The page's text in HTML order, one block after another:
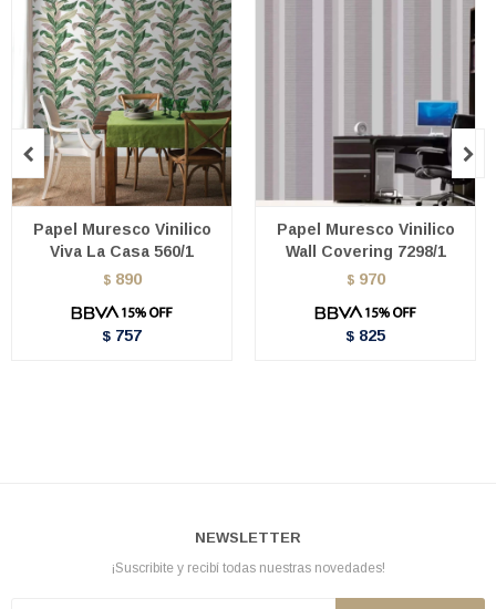
Papel Muresco Vinilico
Viva La Casa 560/1
$ 890
$ 757
Papel Muresco Vinilico
Wall Covering 7298/1
$ 970
$ 825
 
NEWSLETTER
¡Suscribite y recibí todas nuestras novedades!